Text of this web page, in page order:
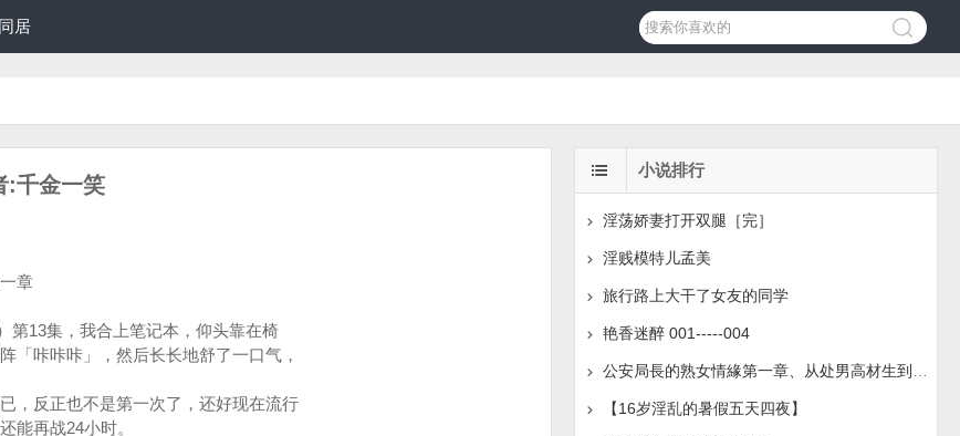
同居
:千金一笑
13集，我合上笔记本，仰头靠在椅
「咔咔咔」，然后长长地舒了一口气，
反正也不是第一次了，还好现在流行
能再战24小时。
小说排行
淫荡娇妻打开双腿［完］
淫贱模特儿孟美
旅行路上大干了女友的同学
艳香迷醉 001-----004
【16岁淫乱的暑假五天四夜】